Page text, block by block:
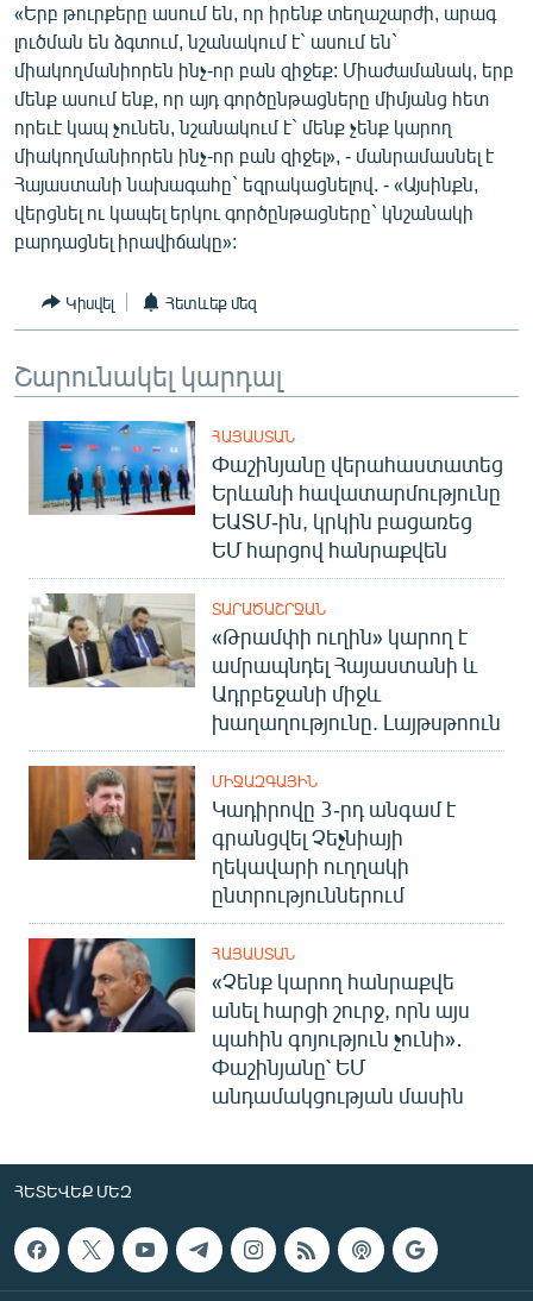
ՏԵՍԱՆՅՈՒԹԵՐ
ԲԱՆԱՎԵՃ
ՁԳՏԵԼՈՎ ԼԱՎԱԳՈՒՅՆԻՆ
ՓՈԴՔԱՍԹ
Հայերեն
English
Русский
ՀԵՏԵՎԵՔ ՄԵԶ
«Ազատության» բոլոր կայքերը
«Երբ թուրքերը ասում են, որ իրենք տեղաշարժի, արագ
լուծման են ձգտում, նշանակում է` ասում են`
միակողմանիորեն ինչ-որ բան զիջեք: Միաժամանակ, երբ
մենք ասում ենք, որ այդ գործընթացները միմյանց հետ
որեւէ կապ չունեն, նշանակում է` մենք չենք կարող
միակողմանիորեն ինչ-որ բան զիջել», - մանրամասնել է
Հայաստանի նախագահը` եզրակացնելով. - «Այսինքն,
վերցնել ու կապել երկու գործընթացները` կնշանակի
բարդացնել իրավիճակը»:
Կիսվել Հետևեք մեզ
Շարունակել կարդալ
ՀԱՅԱՍՏԱՆ
Փաշինյանը վերահաստատեց
Երևանի հավատարմությունը
ԵԱՏՄ-ին, կրկին բացառեց
ԵՄ հարցով հանրաքվեն
ՏԱՐԱԾԱՇՐՋԱՆ
«Թրամփի ուղին» կարող է
ամրապնդել Հայաստանի և
Ադրբեջանի միջև
խաղաղությունը. Լայթսթոուն
ՄԻՋԱԶԳԱՅԻՆ
Կադիրովը 3-րդ անգամ է
գրանցվել Չեչնիայի
ղեկավարի ուղղակի
ընտրություններում
ՀԱՅԱՍՏԱՆ
«Չենք կարող հանրաքվե
անել հարցի շուրջ, որն այս
պահին գոյություն չունի»․
Փաշինյանը՝ ԵՄ
անդամակցության մասին
ՀԵՏԵՎԵՔ ՄԵԶ